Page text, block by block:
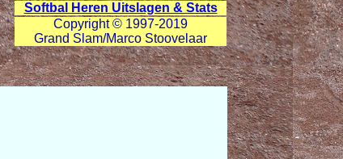
Softbal Heren Uitslagen & Stats
Copyright © 1997-2019
Grand Slam/Marco Stoovelaar